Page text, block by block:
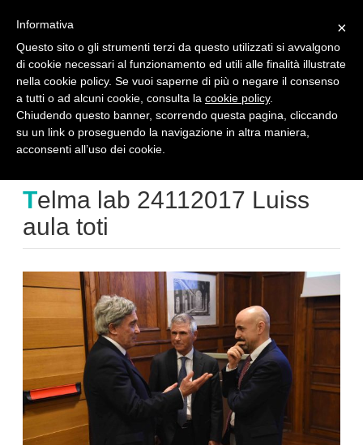
T
o
g
a
i
o
n
Telma lab 24112017 Luiss aula toti
home telma lab 24112017 luiss aula toti
Telma lab 24112017 Luiss
aula toti
×
Informativa
Questo sito o gli strumenti terzi da questo utilizzati si avvalgono
di cookie necessari al funzionamento ed utili alle finalità illustrate
nella cookie policy. Se vuoi saperne di più o negare il consenso
a tutti o ad alcuni cookie, consulta la cookie policy.
Chiudendo questo banner, scorrendo questa pagina, cliccando
su un link o proseguendo la navigazione in altra maniera,
acconsenti all’uso dei cookie.